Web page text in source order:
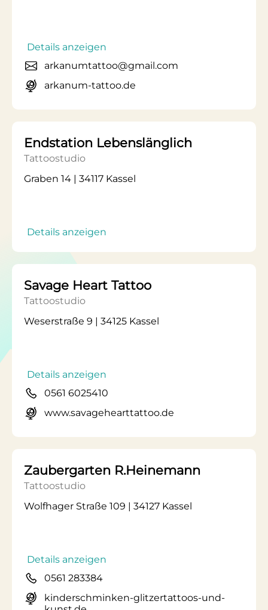
Details anzeigen
arkanumtattoo@gmail.com
arkanum-tattoo.de
Endstation Lebenslänglich
Tattoostudio
Graben 14 | 34117 Kassel
Details anzeigen
Savage Heart Tattoo
Tattoostudio
Weserstraße 9 | 34125 Kassel
Details anzeigen
0561 6025410
www.savagehearttattoo.de
Zaubergarten R.Heinemann
Tattoostudio
Wolfhager Straße 109 | 34127 Kassel
Details anzeigen
0561 283384
kinderschminken-glitzertattoos-und-